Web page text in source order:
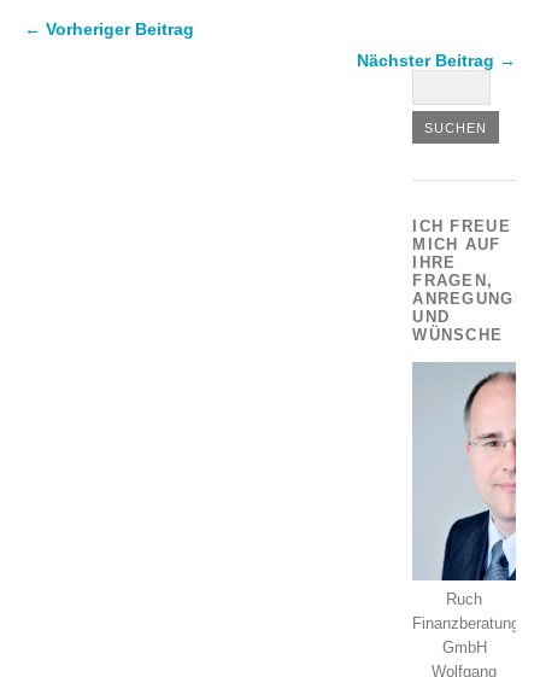
← Vorheriger Beitrag
Nächster Beitrag →
ICH FREUE
MICH AUF
IHRE
FRAGEN,
ANREGUNGEN
UND
WÜNSCHE
Ruch
Finanzberatung
GmbH
Wolfgang